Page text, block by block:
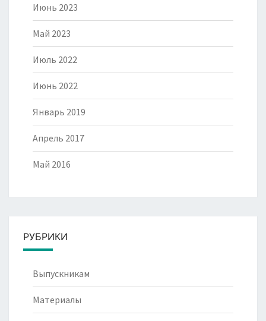
Июнь 2023
Май 2023
Июль 2022
Июнь 2022
Январь 2019
Апрель 2017
Май 2016
РУБРИКИ
Выпускникам
Материалы